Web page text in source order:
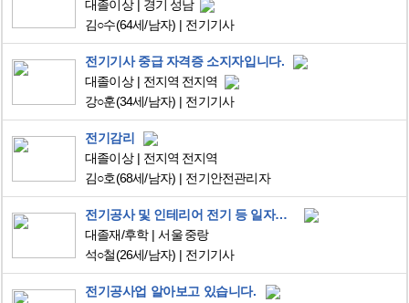
대졸이상
경기 성남
김○수(64세/남자) 전기기사
전기기사 중급 자격증 소지자입니다.
대졸이상
전지역 전지역
강○훈(34세/남자) 전기기사
전기감리
대졸이상
전지역 전지역
김○호(68세/남자) 전기안전관리자
전기공사 및 인테리어 전기 등 일자리 찾아봅니다.
대졸재/후학
서울 중랑
석○철(26세/남자) 전기기사
전기공사업 알아보고 있습니다.